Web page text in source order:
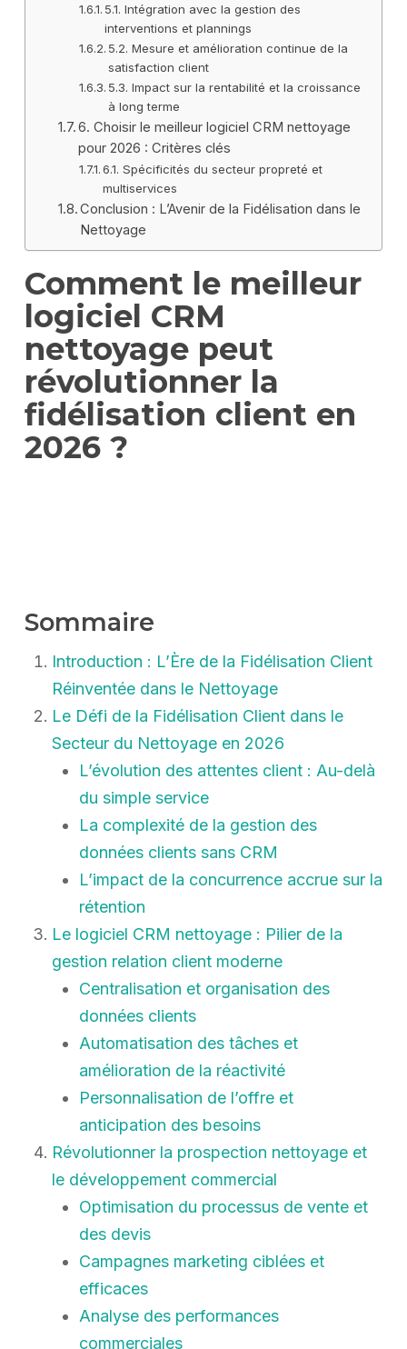
5.1. Intégration avec la gestion des
interventions et plannings
5.2. Mesure et amélioration continue de la
satisfaction client
5.3. Impact sur la rentabilité et la croissance
à long terme
6. Choisir le meilleur logiciel CRM nettoyage
pour 2026 : Critères clés
6.1. Spécificités du secteur propreté et
multiservices
Conclusion : L’Avenir de la Fidélisation dans le
Nettoyage
Comment le meilleur
logiciel CRM
nettoyage peut
révolutionner la
fidélisation client en
2026 ?
Sommaire
Introduction : L’Ère de la Fidélisation Client
Réinventée dans le Nettoyage
Le Défi de la Fidélisation Client dans le
Secteur du Nettoyage en 2026
L’évolution des attentes client : Au-delà
du simple service
La complexité de la gestion des
données clients sans CRM
L’impact de la concurrence accrue sur la
rétention
Le logiciel CRM nettoyage : Pilier de la
gestion relation client moderne
Centralisation et organisation des
données clients
Automatisation des tâches et
amélioration de la réactivité
Personnalisation de l’offre et
anticipation des besoins
Révolutionner la prospection nettoyage et
le développement commercial
Optimisation du processus de vente et
des devis
Campagnes marketing ciblées et
efficaces
Analyse des performances
commerciales